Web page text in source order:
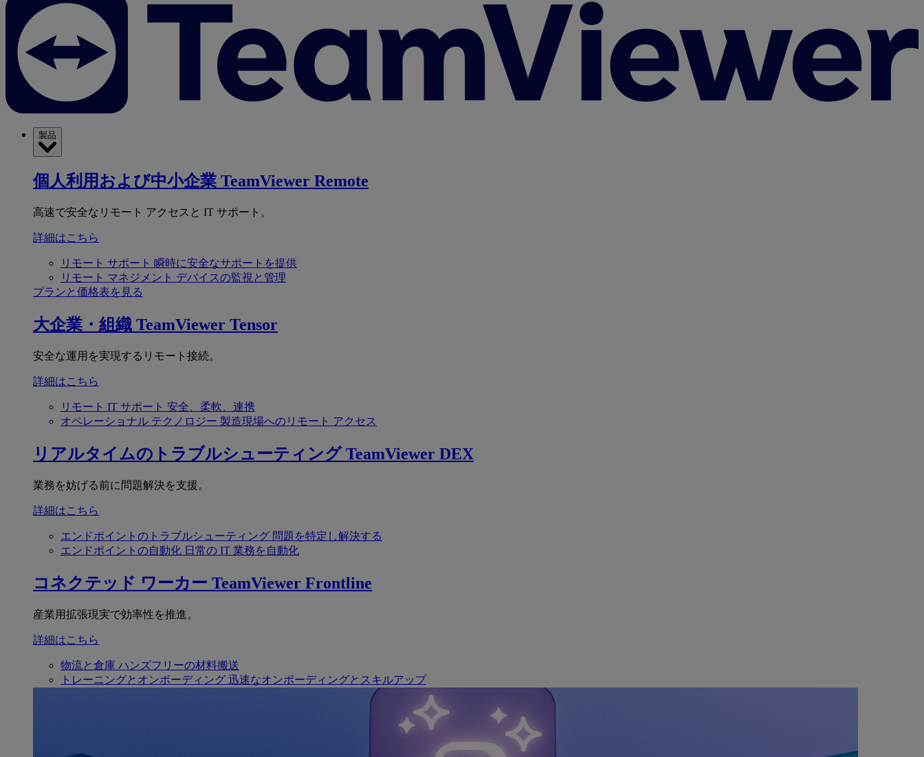
製品
個人利用および中小企業 TeamViewer Remote
高速で安全なリモート アクセスと IT サポート。
詳細はこちら
リモート サポート 瞬時に安全なサポートを提供
リモート マネジメント デバイスの監視と管理
プランと価格表を見る
大企業・組織 TeamViewer Tensor
安全な運用を実現するリモート接続。
詳細はこちら
リモート IT サポート 安全、柔軟、連携
オペレーショナル テクノロジー 製造現場へのリモート アクセス
リアルタイムのトラブルシューティング TeamViewer DEX
業務を妨げる前に問題解決を支援。
詳細はこちら
エンドポイントのトラブルシューティング 問題を特定し解決する
エンドポイントの自動化 日常の IT 業務を自動化
コネクテッド ワーカー TeamViewer Frontline
産業用拡張現実で効率性を推進。
詳細はこちら
物流と倉庫 ハンズフリーの材料搬送
トレーニングとオンボーディング 迅速なオンボーディングとスキルアップ